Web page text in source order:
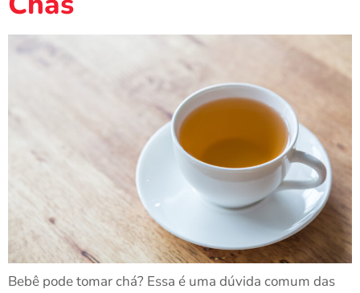
Bebê pode tomar chá? Essa é uma dúvida comum das